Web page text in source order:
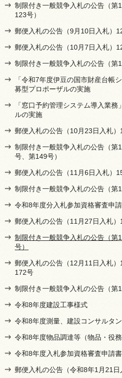
制限付き一般競争入札の公告（第
123号）
郵便入札の公告（9月10日入札）
郵便入札の公告（10月7日入札）
制限付き一般競争入札の公告（第
「令和7年度伊豆の国市財産台帳
募型プロポーザルの実施
「窓口予約管理システム導入業
ルの実施
郵便入札の公告（10月23日入札
制限付き一般競争入札の公告（第
号、第149号）
郵便入札の公告（11月6日入札）
制限付き一般競争入札の公告（第
令和8年度分入札参加資格審査申
郵便入札の公告（11月27日入札
制限付き一般競争入札の公告（第
号）
郵便入札の公告（12月11日入札）
172号
制限付き一般競争入札の公告（第
令和8年度建設工事様式
令和8年度測量、建設コンサルタ
令和8年度物品調達等（物品・役
令和8年度入札参加資格審査申請
郵便入札の公告（令和8年1月21